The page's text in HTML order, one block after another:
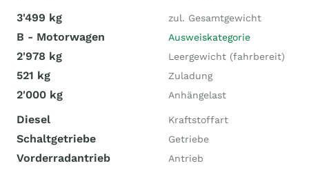
3'499 kg zul. Gesamtgewicht
B - Motorwagen Ausweiskategorie
2'978 kg Leergewicht (fahrbereit)
521 kg Zuladung
2'000 kg Anhängelast
Diesel Kraftstoffart
Schaltgetriebe Getriebe
Vorderradantrieb Antrieb